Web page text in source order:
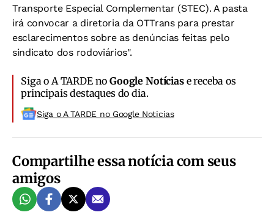
Transporte Especial Complementar (STEC). A pasta
irá convocar a diretoria da OTTrans para prestar
esclarecimentos sobre as denúncias feitas pelo
sindicato dos rodoviários".
Siga o A TARDE noGoogle Notíciase receba os
principais destaques do dia.
Siga o A TARDE no Google Noticias
Compartilhe essa notícia com seus
amigos